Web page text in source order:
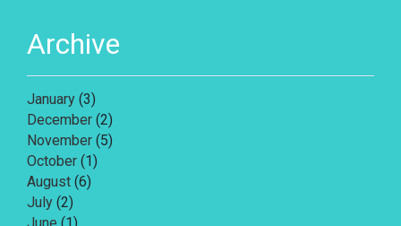
Archive
January (3)
December (2)
November (5)
October (1)
August (6)
July (2)
June (1)